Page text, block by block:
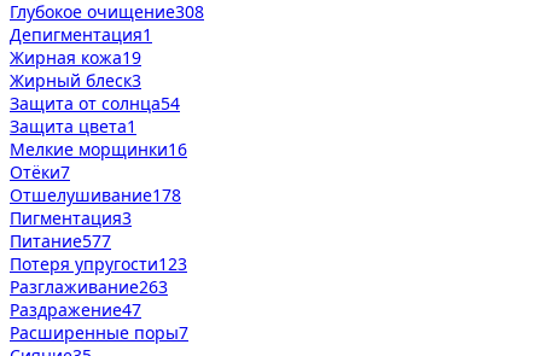
Глубокое очищение308
Депигментация1
Жирная кожа19
Жирный блеск3
Защита от солнца54
Защита цвета1
Мелкие морщинки16
Отёки7
Отшелушивание178
Пигментация3
Питание577
Потеря упругости123
Разглаживание263
Раздражение47
Расширенные поры7